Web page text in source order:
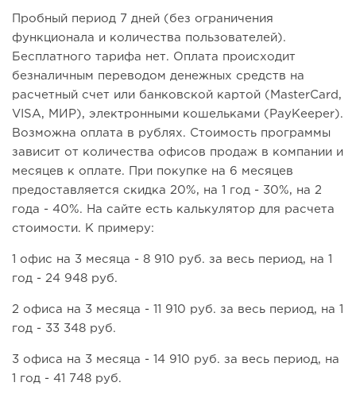
Пробный период 7 дней (без ограничения
функционала и количества пользователей).
Бесплатного тарифа нет. Оплата происходит
безналичным переводом денежных средств на
расчетный счет или банковской картой (MasterCard,
VISA, МИР), электронными кошельками (PayKeeper).
Возможна оплата в рублях. Стоимость программы
зависит от количества офисов продаж в компании и
месяцев к оплате. При покупке на 6 месяцев
предоставляется скидка 20%, на 1 год - 30%, на 2
года - 40%. На сайте есть калькулятор для расчета
стоимости. К примеру:
1 офис на 3 месяца - 8 910 руб. за весь период, на 1
год - 24 948 руб.
2 офиса на 3 месяца - 11 910 руб. за весь период, на 1
год - 33 348 руб.
3 офиса на 3 месяца - 14 910 руб. за весь период, на
1 год - 41 748 руб.